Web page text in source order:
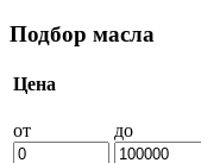
Подбор масла
Цена
от до